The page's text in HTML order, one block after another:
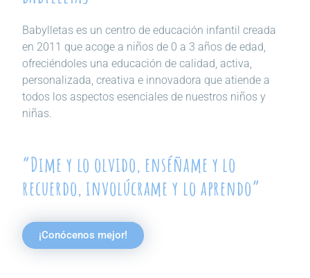
Babylletas es un centro de educación infantil creada
en 2011 que acoge a niños de 0 a 3 años de edad,
ofreciéndoles una educación de calidad, activa,
personalizada, creativa e innovadora que atiende a
todos los aspectos esenciales de nuestros niños y
niñas.
“Dime y lo olvido, enséñame y lo
recuerdo, involúcrame y lo aprendo”
¡Conócenos mejor!